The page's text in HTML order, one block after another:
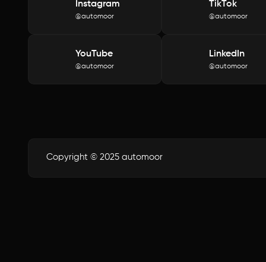
Instagram
@automoor
TikTok
@automoor
YouTube
@automoor
LinkedIn
@automoor
Copyright © 2025 automoor